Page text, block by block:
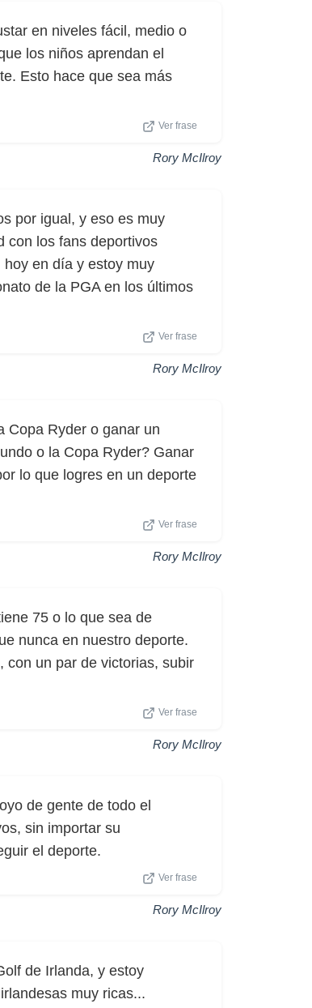
en niveles fácil, medio o
los niños aprendan el
Esto hace que sea más
Ver frase
Rory McIlroy
por igual, y eso es muy
con los fans deportivos
en día y estoy muy
de la PGA en los últimos
Ver frase
Rory McIlroy
Copa Ryder o ganar un
o la Copa Ryder? Ganar
lo que logres en un deporte
Ver frase
Rory McIlroy
75 o lo que sea de
nunca en nuestro deporte.
con un par de victorias, subir
Ver frase
Rory McIlroy
de gente de todo el
sin importar su
el deporte.
Ver frase
Rory McIlroy
de Irlanda, y estoy
muy ricas...